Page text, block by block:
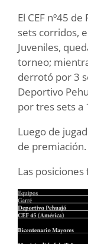
El CEF nº45
sets corridos,
Juveniles,
torneo;
derrotó por 3
Deportivo
por tres sets a
Luego de
de premiación.
Las